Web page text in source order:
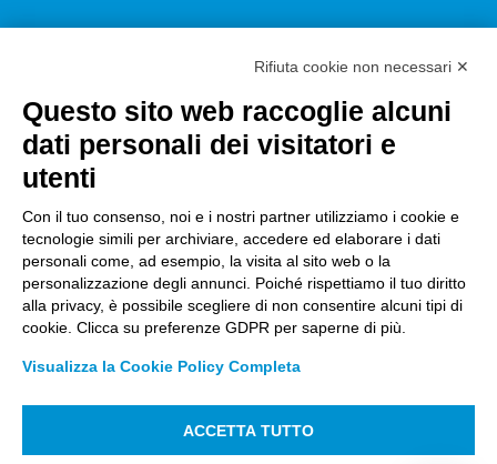
Città Studi S.p.A.
Sede Legale Corso G. Pella, 2 – 13900 Biella Italy –
18.235.000,00
Registro Imprese Biella C. F. e numero 01491490023 –
R.E.A. CCIAA BI n. 142579 – Partita IVA 01491490023
PEC:amm.cittastudi@pec.ptbiellese.it–
megaweb@pec.ptbiellese.it
Informative Privacy–Privacy Policy
Rifiuta cookie non necessari ✕
Questo sito web raccoglie alcuni
dati personali dei visitatori e
utenti
Con il tuo consenso, noi e i nostri partner utilizziamo i cookie e
tecnologie simili per archiviare, accedere ed elaborare i dati
personali come, ad esempio, la visita al sito web o la
personalizzazione degli annunci. Poiché rispettiamo il tuo diritto
alla privacy, è possibile scegliere di non consentire alcuni tipi di
cookie. Clicca su preferenze GDPR per saperne di più.
Visualizza la Cookie Policy Completa
ACCETTA TUTTO